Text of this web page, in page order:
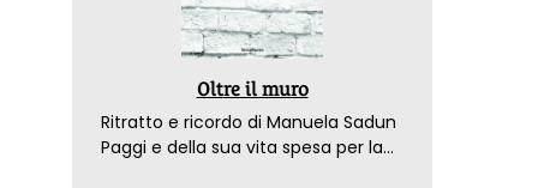
Oltre il muro
Ritratto e ricordo di Manuela Sadun
Paggi e della sua vita spesa per la